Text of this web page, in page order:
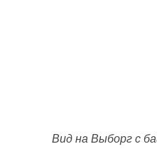
Вид на Выборг с